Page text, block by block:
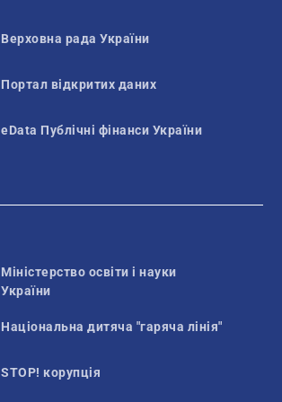
Верховна рада України
Портал відкритих даних
eData Публічні фінанси України
Міністерство освіти і науки
України
Національна дитяча "гаряча лінія"
STOP! корупція